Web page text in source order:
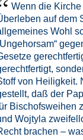
Wenn die
auf dem
Wohl
von Heiligkeit.
daß der
Bischofsweihen
Wojtyla
brachen –